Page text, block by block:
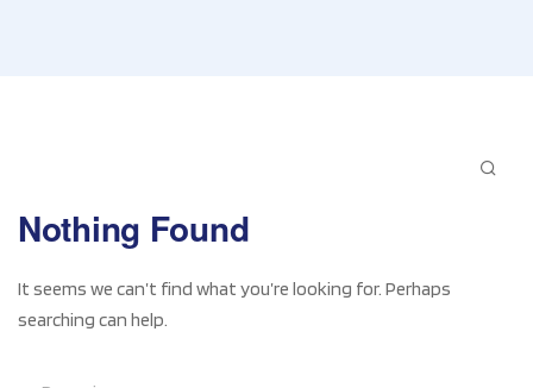
Nothing Found
It seems we can’t find what you’re looking for. Perhaps
searching can help.